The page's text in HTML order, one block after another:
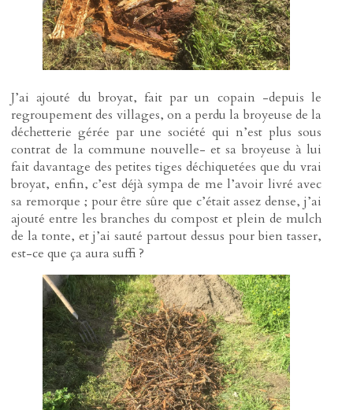
J’ai ajouté du broyat, fait par un copain -depuis le
regroupement des villages, on a perdu la broyeuse de la
déchetterie gérée par une société qui n’est plus sous
contrat de la commune nouvelle- et sa broyeuse à lui
fait davantage des petites tiges déchiquetées que du vrai
broyat, enfin, c’est déjà sympa de me l’avoir livré avec
sa remorque ; pour être sûre que c’était assez dense, j’ai
ajouté entre les branches du compost et plein de mulch
de la tonte, et j’ai sauté partout dessus pour bien tasser,
est-ce que ça aura suffi ?